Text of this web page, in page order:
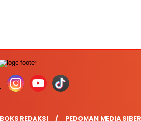
BOKS REDAKSI PEDOMAN MEDIA SIBER